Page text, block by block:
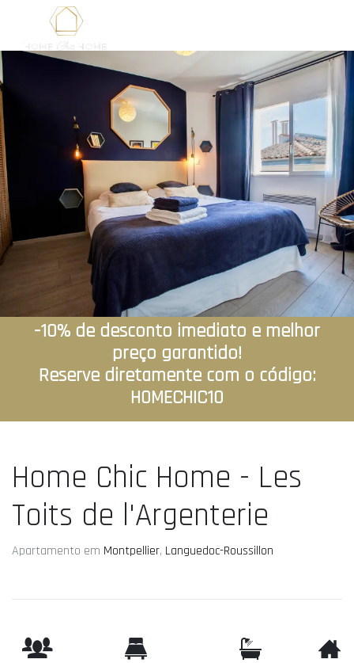
-10% de desconto imediato e melhor
preço garantido!
Reserve diretamente com o código:
HOMECHIC10
Home Chic Home - Les
Toits de l'Argenterie
Apartamento em Montpellier, Languedoc-Roussillon